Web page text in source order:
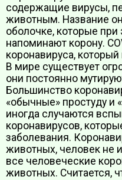
содержащие вирусы,
животным. Название
оболочке, которые
напоминают корону.
коронавируса,
В мире существует
они постоянно
Большинство
«обычные» простуду и
иногда случаются
коронавирусов,
заболевания.
животных, человек не
все человеческие
животных. Считается,